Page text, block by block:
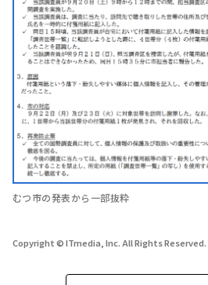
むつ市の発表から一部抜粋
Copyright © ITmedia, Inc. All Rights Reserved.